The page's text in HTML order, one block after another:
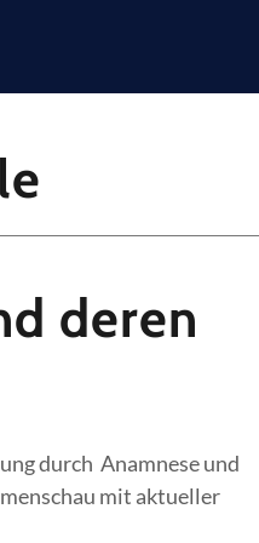
deren
durch Anamnese und
mit aktueller